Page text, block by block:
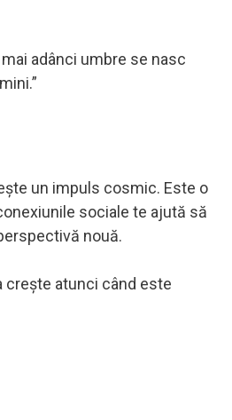
adânci umbre se nasc
un impuls cosmic. Este o
sociale te ajută să
nouă.
crește atunci când este